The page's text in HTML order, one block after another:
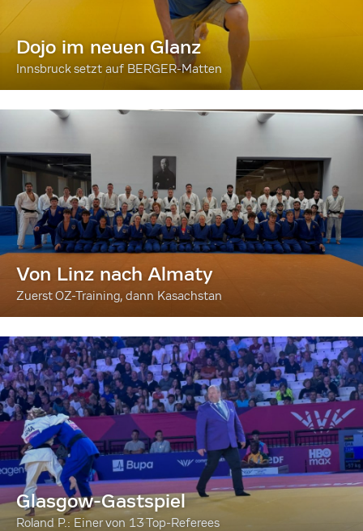
Dojo im neuen Glanz
Innsbruck setzt auf BERGER-Matten
Von Linz nach Almaty
Zuerst OZ-Training, dann Kasachstan
Glasgow-Gastspiel
Roland P.: Einer von 13 Top-Referees